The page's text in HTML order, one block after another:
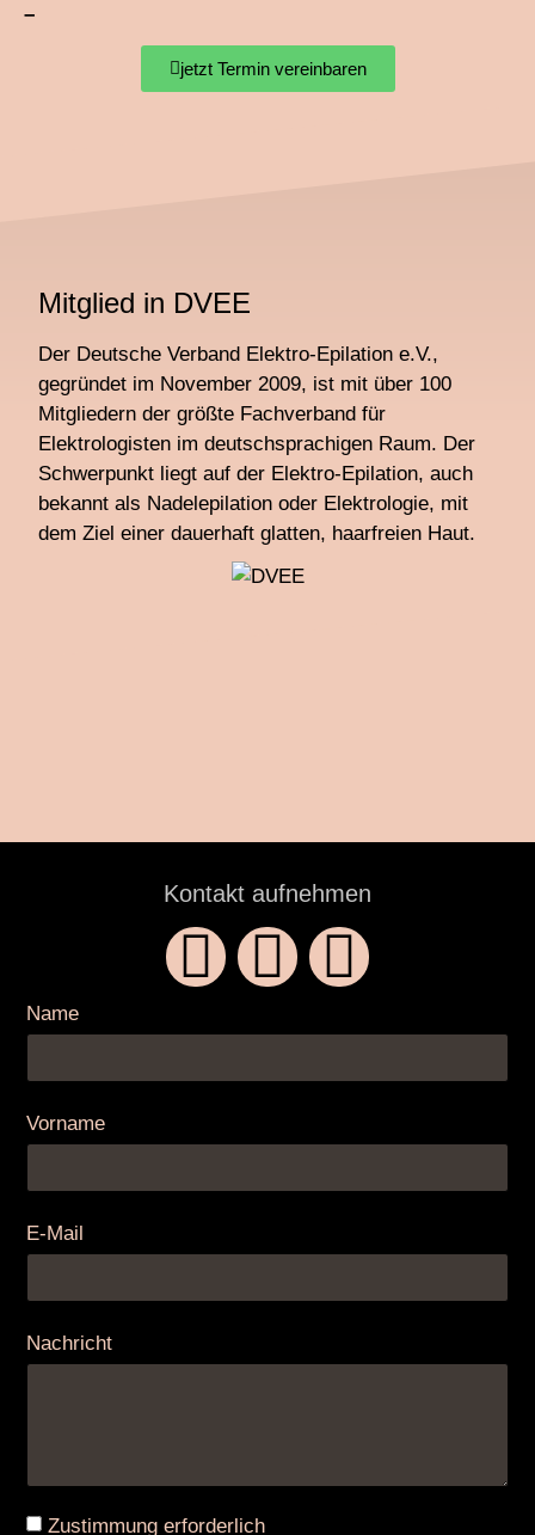
–
jetzt Termin vereinbaren
Mitglied in DVEE
Der Deutsche Verband Elektro-Epilation e.V.,
gegründet im November 2009, ist mit über 100
Mitgliedern der größte Fachverband für
Elektrologisten im deutschsprachigen Raum. Der
Schwerpunkt liegt auf der Elektro-Epilation, auch
bekannt als Nadelepilation oder Elektrologie, mit
dem Ziel einer dauerhaft glatten, haarfreien Haut.
Kontakt aufnehmen
Name
Vorname
E-Mail
Nachricht
Zustimmung erforderlich